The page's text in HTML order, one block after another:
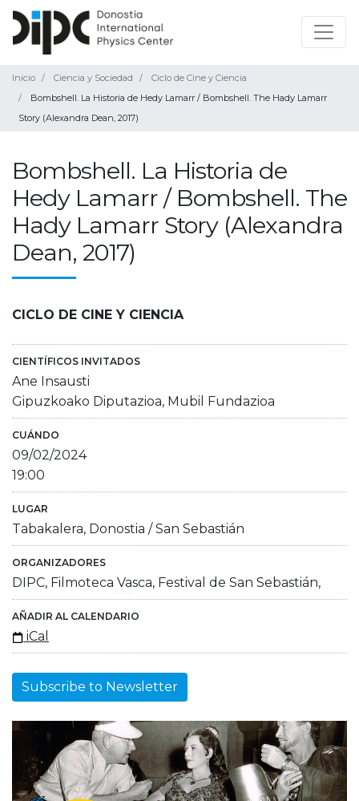
Inicio Ciencia y Sociedad
Ciclo de Cine y Ciencia
Bombshell. La Historia de Hedy Lamarr / Bombshell. The Hady Lamarr
Story (Alexandra Dean, 2017)
Bombshell. La Historia de
Hedy Lamarr / Bombshell. The
Hady Lamarr Story (Alexandra
Dean, 2017)
CICLO DE CINE Y CIENCIA
CIENTÍFICOS INVITADOS
Ane Insausti
Gipuzkoako Diputazioa, Mubil Fundazioa
CUÁNDO
09/02/2024
19:00
LUGAR
Tabakalera, Donostia / San Sebastián
ORGANIZADORES
DIPC, Filmoteca Vasca, Festival de San Sebastián,
AÑADIR AL CALENDARIO
iCal
Subscribe to Newsletter